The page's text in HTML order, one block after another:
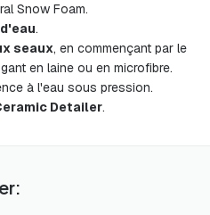
Snow Foam.
.
seaux, en commençant par le
en laine ou en microfibre.
à l'eau sous pression.
Detailer.